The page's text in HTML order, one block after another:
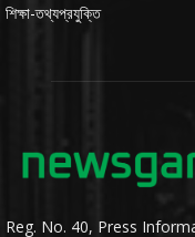
শিক্ষা-তথ্যপ্রযুক্তি
Reg. No. 40, Press